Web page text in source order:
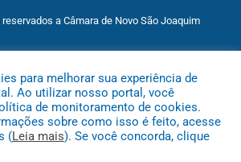
a Câmara de Novo São Joaquim
para melhorar sua experiência de
Ao utilizar nosso portal, você
de monitoramento de cookies.
sobre como isso é feito, acesse
(Leia mais). Se você concorda, clique